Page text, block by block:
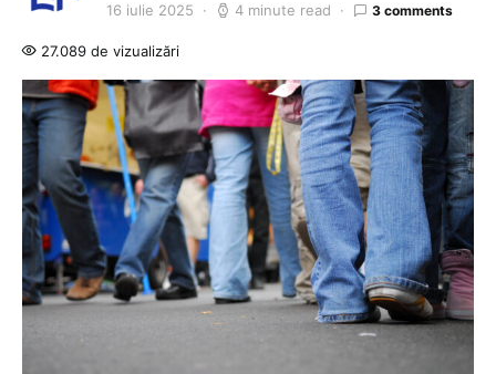
16 iulie 2025 4 minute read 3 comments
27.089 de vizualizări